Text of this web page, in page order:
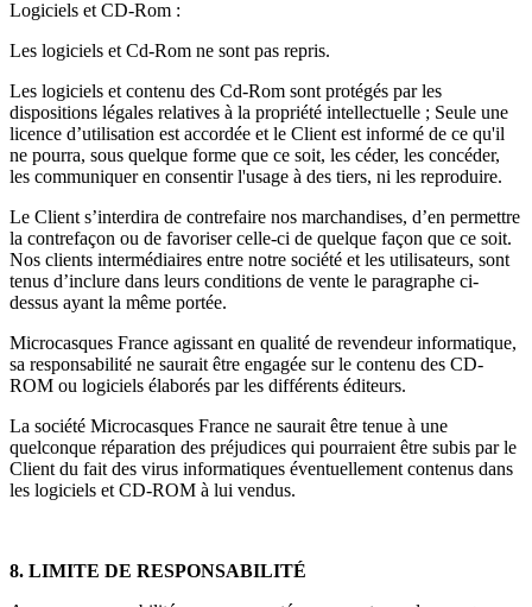
Logiciels et CD-Rom :
Les logiciels et Cd-Rom ne sont pas repris.
Les logiciels et contenu des Cd-Rom sont protégés par les
dispositions légales relatives à la propriété intellectuelle ; Seule une
licence d’utilisation est accordée et le Client est informé de ce qu'il
ne pourra, sous quelque forme que ce soit, les céder, les concéder,
les communiquer en consentir l'usage à des tiers, ni les reproduire.
Le Client s’interdira de contrefaire nos marchandises, d’en permettre
la contrefaçon ou de favoriser celle-ci de quelque façon que ce soit.
Nos clients intermédiaires entre notre société et les utilisateurs, sont
tenus d’inclure dans leurs conditions de vente le paragraphe ci-
dessus ayant la même portée.
Microcasques France agissant en qualité de revendeur informatique,
sa responsabilité ne saurait être engagée sur le contenu des CD-
ROM ou logiciels élaborés par les différents éditeurs.
La société Microcasques France ne saurait être tenue à une
quelconque réparation des préjudices qui pourraient être subis par le
Client du fait des virus informatiques éventuellement contenus dans
les logiciels et CD-ROM à lui vendus.
8. LIMITE DE RESPONSABILITÉ